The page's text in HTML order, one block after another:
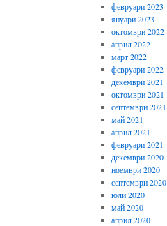
февруари 2023
януари 2023
октомври 2022
април 2022
март 2022
февруари 2022
декември 2021
октомври 2021
септември 2021
май 2021
април 2021
февруари 2021
декември 2020
ноември 2020
септември 2020
юли 2020
май 2020
април 2020